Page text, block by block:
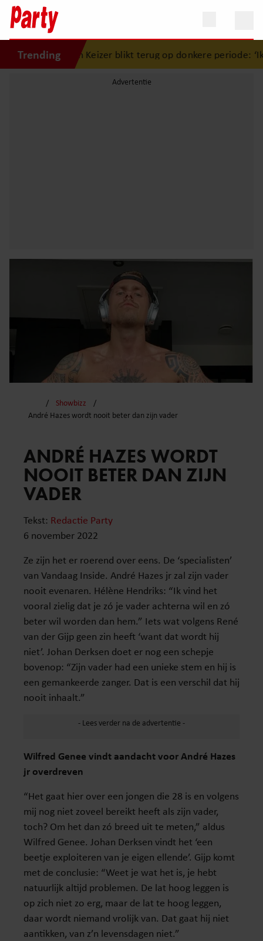
Trending
Keizer blikt terug op donkere periode: ‘Ik was een
Showbizz
André Hazes wordt nooit beter dan zijn vader
ANDRÉ HAZES WORDT
NOOIT BETER DAN ZIJN
VADER
Tekst: Redactie Party
6 november 2022
Ze zijn het er roerend over eens. De ‘specialisten’
van Vandaag Inside. André Hazes jr zal zijn vader
nooit evenaren. Hélène Hendriks: “Ik vind het
vooral zielig dat je zó je vader achterna wil en zó
beter wil worden dan hem.” Iets wat volgens René
van der Gijp geen zin heeft ‘want dat wordt hij
niet’. Johan Derksen doet er nog een schepje
bovenop: “Zijn vader had een unieke stem en hij is
een gemankeerde zanger. Dat is een verschil dat hij
nooit inhaalt.”
Wilfred Genee vindt aandacht voor André Hazes
jr overdreven
“Het gaat hier over een jongen die 28 is en volgens
mij nog niet zoveel bereikt heeft als zijn vader,
toch? Om het dan zó breed uit te meten,” aldus
Wilfred Genee. Johan Derksen vindt het ‘een
beetje exploiteren van je eigen ellende’. Gijp komt
met de conclusie: “Weet je wat het is, je hebt
natuurlijk altijd problemen. De lat hoog leggen is
op zich niet zo erg, maar de lat te hoog leggen,
daar wordt niemand vrolijk van. Dat gaat hij niet
aantikken, van z’n levensdagen niet.”